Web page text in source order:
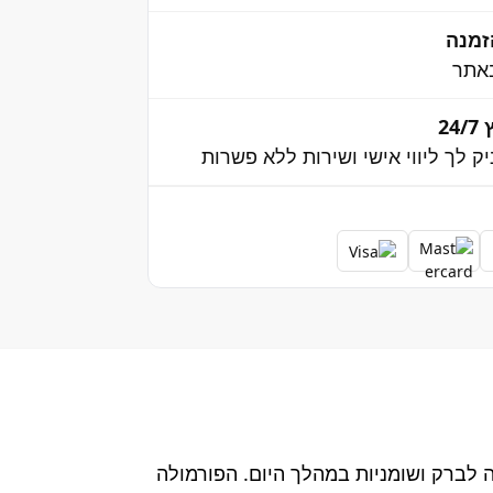
לך ליווי אישי ושירות ללא פשרות
לברק ושומניות במהלך היום. הפורמולה